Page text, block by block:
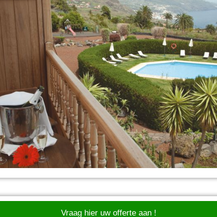
Vraag hier uw offerte aan !